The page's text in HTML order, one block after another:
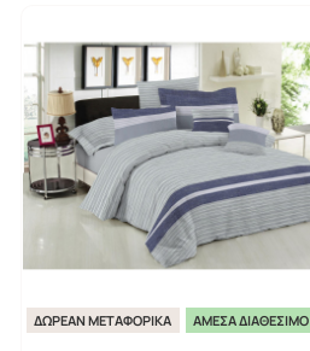
ΆΜΕΣΑ ΔΙΑΘΈΣΙΜΟ
ΔΩΡΕΆΝ ΜΕΤΑΦΟΡΙΚΆ